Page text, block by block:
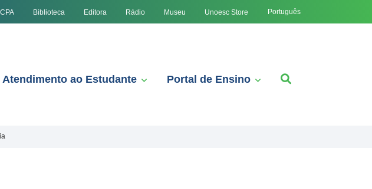
CPA Biblioteca Editora Rádio Museu Unoesc Store Português
Atendimento ao Estudante Portal de Ensino